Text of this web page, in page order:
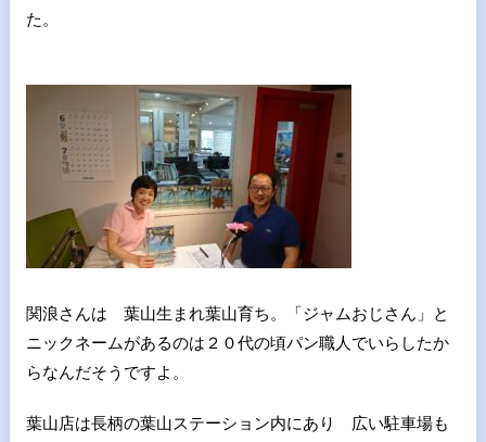
た。
関浪さんは 葉山生まれ葉山育ち。「ジャムおじさん」と
ニックネームがあるのは２０代の頃パン職人でいらしたか
らなんだそうですよ。
葉山店は長柄の葉山ステーション内にあり 広い駐車場も